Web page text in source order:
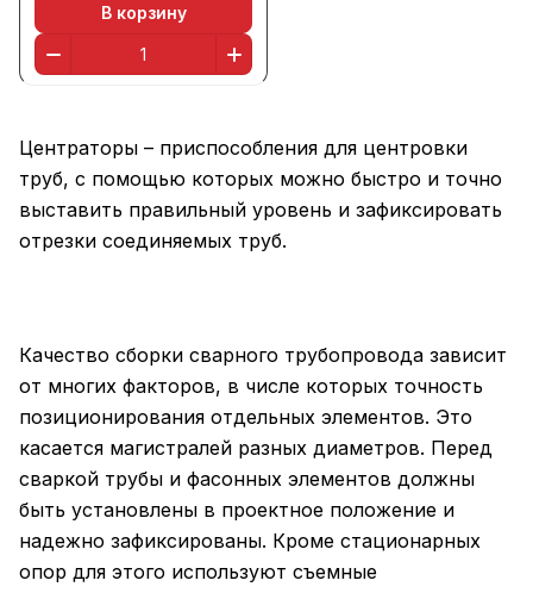
В корзину
Центраторы – приспособления для центровки
труб, с помощью которых можно быстро и точно
выставить правильный уровень и зафиксировать
отрезки соединяемых труб.
Качество сборки сварного трубопровода зависит
от многих факторов, в числе которых точность
позиционирования отдельных элементов. Это
касается магистралей разных диаметров. Перед
сваркой трубы и фасонных элементов должны
быть установлены в проектное положение и
надежно зафиксированы. Кроме стационарных
опор для этого используют съемные